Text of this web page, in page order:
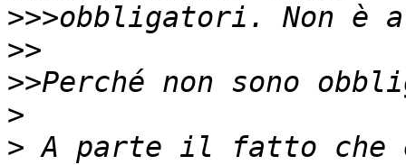
>>>
>>
>>
>
> A parte il fatto che